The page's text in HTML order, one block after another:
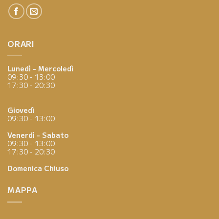
ORARI
Lunedì - Mercoledì
09:30 - 13:00
17:30 - 20:30
Giovedì
09:30 - 13:00
Venerdì - Sabato
09:30 - 13:00
17:30 - 20:30
Domenica Chiuso
MAPPA